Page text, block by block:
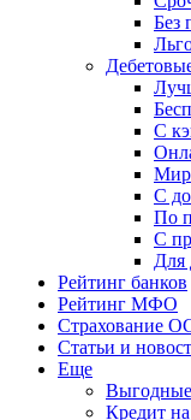
Без
С
Мир
С
По
С
Для
Рейтинг банков
Рейтинг МФО
Страхование
Статьи и
Еще
Кредит на